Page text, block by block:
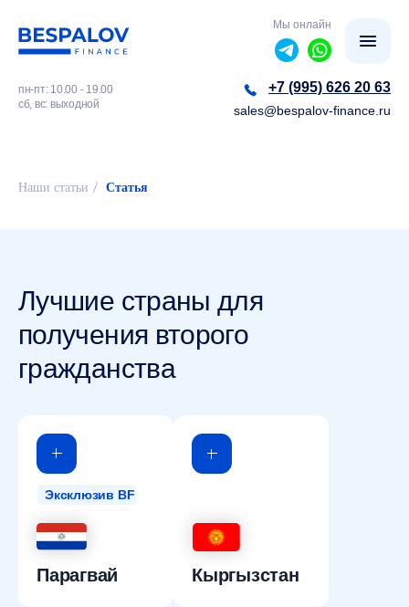
sales@bespalov-finance.ru
+7 (995) 626 20 63
Мы онлайн
пн-пт: 10.00 - 19.00
сб, вс: выходной
Наши статьи / Статья
Лучшие страны для
получения второго
гражданства
Эксклюзив BF
Парагвай Кыргызстан